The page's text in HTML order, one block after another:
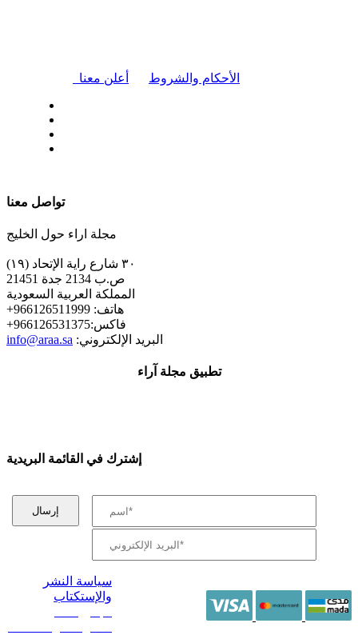
أعلن معنا الأحكام والشروط
تواصل معنا
مجلة اراء حول الخليج
٣٠ شارع راية الإتحاد (١٩)
ص.ب 2134 جدة 21451
المملكة العربية السعودية
+هاتف: 966126511999
+فاكس:966126531375
info@araa.sa :البريد الإلكتروني
تطبيق مجلة آراء
إشترك في القائمة البريدية
سياسة النشر
والإستكتاب